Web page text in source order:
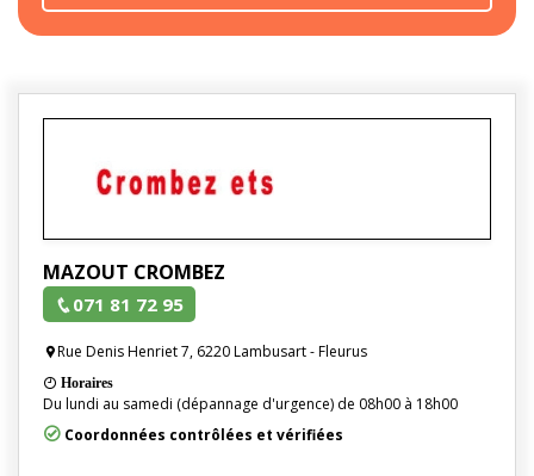
MAZOUT CROMBEZ
071 81 72 95
Rue Denis Henriet 7, 6220 Lambusart - Fleurus
Horaires
Du lundi au samedi (dépannage d'urgence) de 08h00 à 18h00
Coordonnées contrôlées et vérifiées